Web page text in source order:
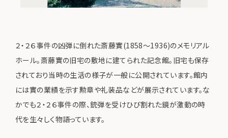
２・２６事件の凶弾に倒れた斎藤實(1858～1936)のメモリアル
ホール。斎藤實の旧宅の敷地に建てられた記念館。旧宅も保存
されており当時の生活の様子が一般に公開されています。館内
には實の業績を示す勲章や礼装品などが展示されています。な
かでも２・２６事件の際、銃弾を受けひび割れた鏡が激動の時
代を生々しく物語っています。